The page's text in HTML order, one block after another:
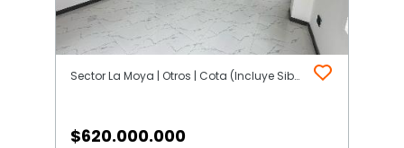
Sector La Moya | Otros | Cota (Incluye Siberia)
$620.000.000